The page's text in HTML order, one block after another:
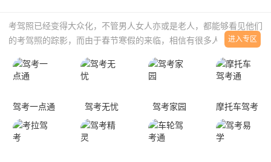
考驾照已经变得大众化，不管男人女人亦或是老人，都能够看见他们
的考驾照的踪影，而由于春节寒假的来临，相信有很多人都开始准备
大家带来了多款考驾照APP，包含了科目一到科目四的内容，多个知
识点讲解，助你快速顺利考驾照，有需要的可以直接下载使用。
进入专区
驾考一点通 驾考无忧 驾考家园
摩托车驾考